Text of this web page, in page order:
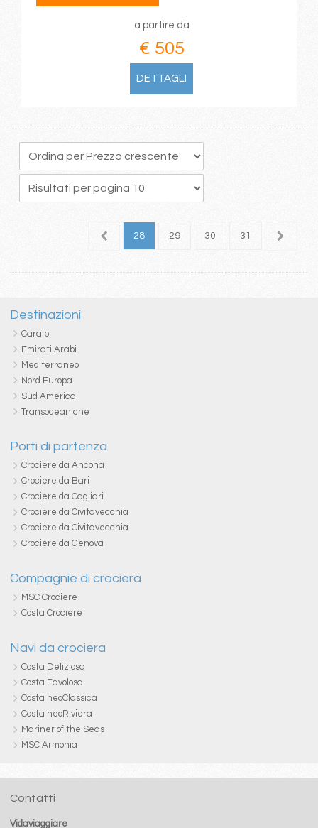
a partire da
€ 505
DETTAGLI
27 28 29 30 31 32
Destinazioni
Caraibi
Emirati Arabi
Mediterraneo
Nord Europa
Sud America
Transoceaniche
Porti di partenza
Crociere da Ancona
Crociere da Bari
Crociere da Cagliari
Crociere da Civitavecchia
Crociere da Civitavecchia
Crociere da Genova
Compagnie di crociera
MSC Crociere
Costa Crociere
Navi da crociera
Costa Deliziosa
Costa Favolosa
Costa neoClassica
Costa neoRiviera
Mariner of the Seas
MSC Armonia
Contatti
Vidaviaggiare